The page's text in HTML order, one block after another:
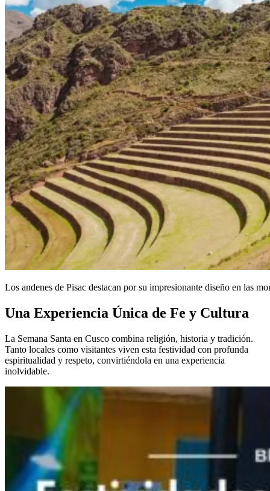
Los andenes de Pisac destacan por su impresionante diseño en las
Una Experiencia Única de Fe y Cultura
La Semana Santa en Cusco combina religión, historia y tradición.
Tanto locales como visitantes viven esta festividad con profunda
espiritualidad y respeto, convirtiéndola en una experiencia
inolvidable.